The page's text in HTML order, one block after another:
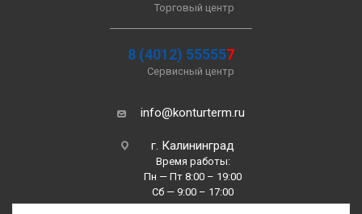
Торговый центр
8 (4012) 555557
Сервисный центр
info@konturterm.ru
г. Калининград
Время работы:
Пн — Пт 8:00 – 19:00
Сб — 9:00 – 17:00
Вс —10:00 – 16:00